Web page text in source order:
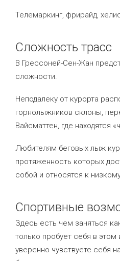
Телемаркинг, фрирайд,
Сложность трасс
В Грессоней-Сен-Жан
сложности.
Неподалеку от курорта
горнолыжников склоны,
Вайсматтен, где находятся
Любителям беговых лыж
протяженность которых
собой и относятся к
Спортивные
Здесь есть чем заняться
только пробует себя в
уверенно чувствуете себя